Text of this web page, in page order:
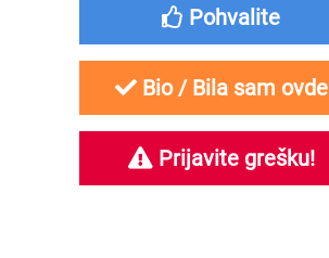
Pohvalite
Bio / Bila sam ovde
Prijavite grešku!